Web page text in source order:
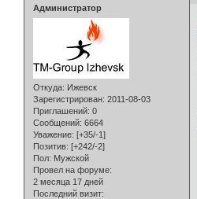
Администратор
Откуда: Ижевск
Зарегистрирован: 2011-08-03
Приглашений: 0
Сообщений: 6664
Уважение: [+35/-1]
Позитив: [+242/-2]
Пол: Мужской
Провел на форуме:
2 месяца 17 дней
Последний визит: